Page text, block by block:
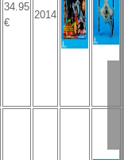
34.95
€
2014